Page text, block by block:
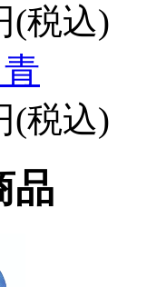
(税込)
(税込)
品